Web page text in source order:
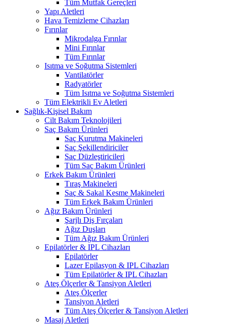
Tüm Mutfak Gereçleri
Yapı Aletleri
Hava Temizleme Cihazları
Fırınlar
Mikrodalga Fırınlar
Mini Fırınlar
Tüm Fırınlar
Isıtma ve Soğutma Sistemleri
Vantilatörler
Radyatörler
Tüm Isıtma ve Soğutma Sistemleri
Tüm Elektrikli Ev Aletleri
Sağlık-Kişisel Bakım
Cilt Bakım Teknolojileri
Saç Bakım Ürünleri
Saç Kurutma Makineleri
Saç Şekillendiriciler
Saç Düzleştiricileri
Tüm Saç Bakım Ürünleri
Erkek Bakım Ürünleri
Tıraş Makineleri
Saç & Sakal Kesme Makineleri
Tüm Erkek Bakım Ürünleri
Ağız Bakım Ürünleri
Şarjlı Diş Fırçaları
Ağız Duşları
Tüm Ağız Bakım Ürünleri
Epilatörler & IPL Cihazları
Epilatörler
Lazer Epilasyon & IPL Cihazları
Tüm Epilatörler & IPL Cihazları
Ateş Ölçerler & Tansiyon Aletleri
Ateş Ölçerler
Tansiyon Aletleri
Tüm Ateş Ölçerler & Tansiyon Aletleri
Masaj Aletleri